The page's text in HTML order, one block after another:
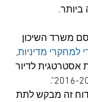
ביותר.
שנת 2016 פרסם משרד השיכון
למחקרי מדיניות,
אסטרטגית לדיור
לאוכלוסייה החרדית 2016-2035".
זה מבקש לתת